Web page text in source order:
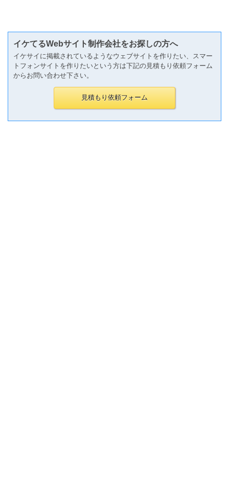
イケてるWebサイト制作会社をお探しの方へ
イケサイに掲載されているようなウェブサイトを作りたい、スマー
トフォンサイトを作りたいという方は下記の見積もり依頼フォーム
からお問い合わせ下さい。